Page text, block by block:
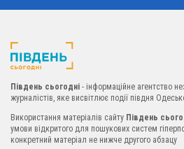
Південь сьогодні - інформаційне агентство
журналістів, яке висвітлює події півдня
Використання матеріалів сайту Південь
умови відкритого для пошукових систем
конкретний матеріал не нижче другого абзацу